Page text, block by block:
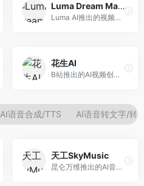
Luma Dream Machine
Luma AI推出的视频生成工具，专注于高质量视频创作。面向影视创作者和内容生产者，支持文生视频、图生视频，视频质量高，物理运动流畅自然。
花生AI
B站推出的AI视频创作工具，专注于短视频内容生成。面向B站创作者，支持视频生成、视频编辑等功能，与B站平台深度整合，创作效率高。
AI语音合成/TTS AI语音转文字/转
天工SkyMusic
昆仑万维推出的AI音乐创作平台，基于天工大模型。面向音乐创作者，支持歌词生成、旋律创作、音乐编曲等服务，中文音乐创作能力强。